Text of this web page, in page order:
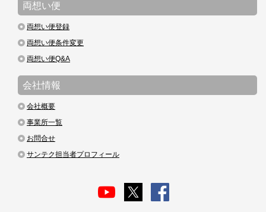
両想い便
両想い便登録
両想い便条件変更
両想い便Q&A
会社情報
会社概要
事業所一覧
お問合せ
サンテク担当者プロフィール